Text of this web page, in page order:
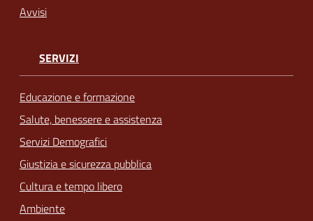
Avvisi
SERVIZI
Educazione e formazione
Salute, benessere e assistenza
Servizi Demografici
Giustizia e sicurezza pubblica
Cultura e tempo libero
Ambiente